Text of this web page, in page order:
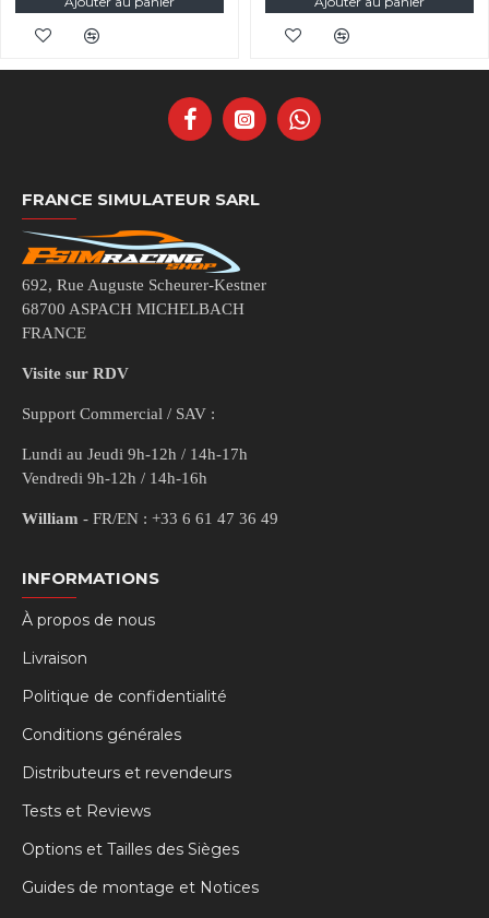
FRANCE SIMULATEUR SARL
692, Rue Auguste Scheurer-Kestner
68700 ASPACH MICHELBACH
FRANCE
Visite sur RDV
Support Commercial / SAV :
Lundi au Jeudi 9h-12h / 14h-17h
Vendredi 9h-12h / 14h-16h
William - FR/EN : +33 6 61 47 36 49
INFORMATIONS
À propos de nous
Livraison
Politique de confidentialité
Conditions générales
Distributeurs et revendeurs
Tests et Reviews
Options et Tailles des Sièges
Guides de montage et Notices